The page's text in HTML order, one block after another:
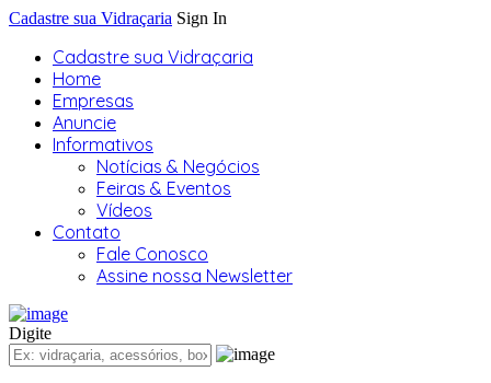
Cadastre sua Vidraçaria Sign In
Cadastre sua Vidraçaria
Home
Empresas
Anuncie
Informativos
Notícias & Negócios
Feiras & Eventos
Vídeos
Contato
Fale Conosco
Assine nossa Newsletter
Digite